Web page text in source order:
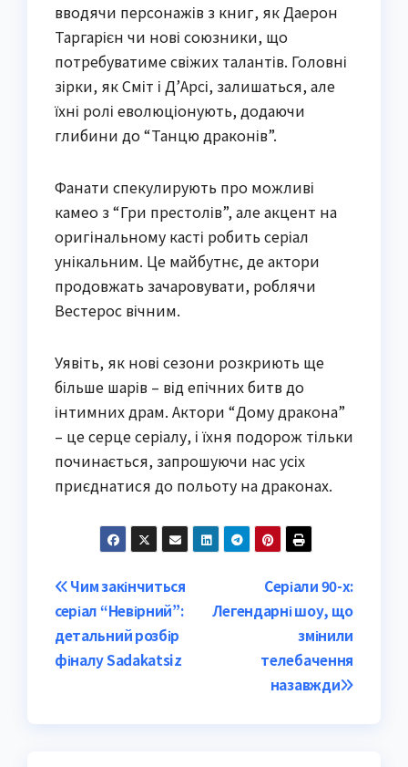
вводячи персонажів з книг, як Даерон
Таргарієн чи нові союзники, що
потребуватиме свіжих талантів. Головні
зірки, як Сміт і Д’Арсі, залишаться, але
їхні ролі еволюціонують, додаючи
глибини до “Танцю драконів”.
Фанати спекулирують про можливі
камео з “Гри престолів”, але акцент на
оригінальному касті робить серіал
унікальним. Це майбутнє, де актори
продовжать зачаровувати, роблячи
Вестерос вічним.
Уявіть, як нові сезони розкриють ще
більше шарів – від епічних битв до
інтимних драм. Актори “Дому дракона”
– це серце серіалу, і їхня подорож тільки
починається, запрошуючи нас усіх
приєднатися до польоту на драконах.
Post
navigation
Серіали 90-х:
Легендарні шоу, що
змінили
телебачення
назавжди
Чим закінчиться
серіал “Невірний”:
детальний розбір
фіналу Sadakatsiz